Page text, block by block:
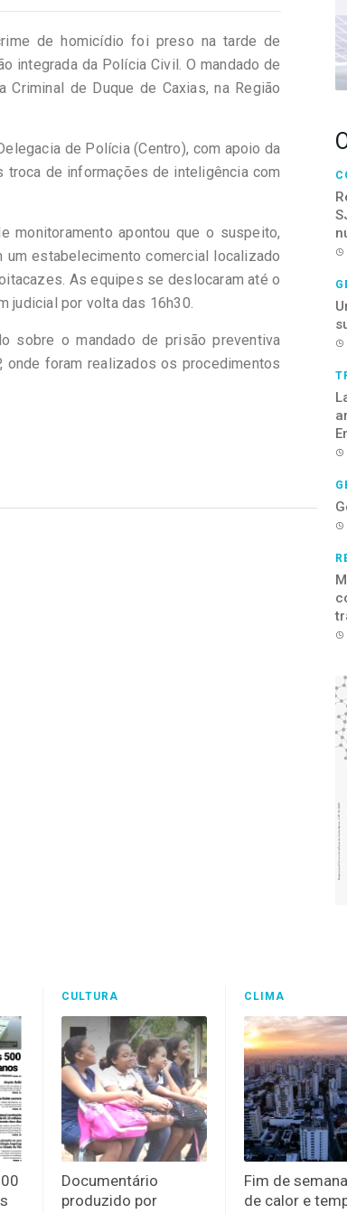
de homicídio foi preso na tarde de
integrada da Polícia Civil. O mandado de
de Duque de Caxias, na Região
de Polícia (Centro), com apoio da
troca de informações de inteligência com
monitoramento apontou que o suspeito,
estabelecimento comercial localizado
As equipes se deslocaram até o
judicial por volta das 16h30.
sobre o mandado de prisão preventiva
onde foram realizados os procedimentos
CULTURA
Documentário
produzido por
CLIMA
Fim de
de calor e